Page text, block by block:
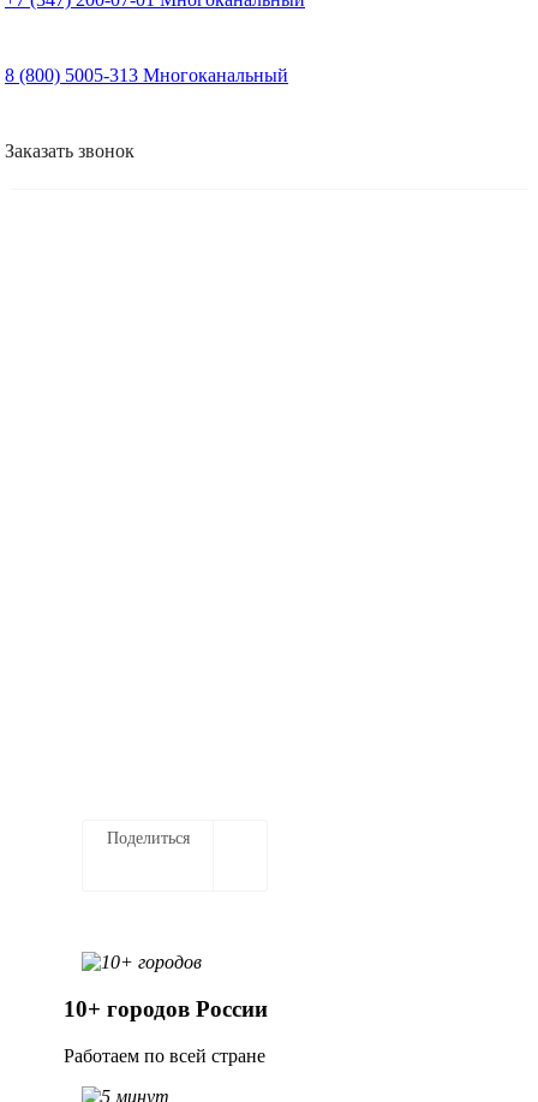
8 (800) 5005-313 Многоканальный
Заказать звонок
Поделиться
10+ городов России
Работаем по всей стране